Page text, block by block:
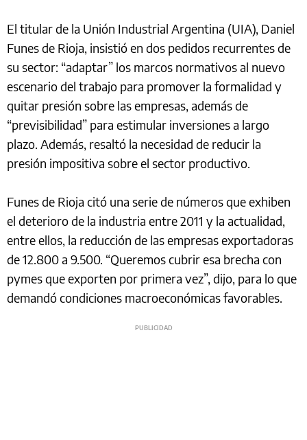
El titular de la Unión Industrial Argentina (UIA), Daniel
Funes de Rioja, insistió en dos pedidos recurrentes de
su sector: “adaptar” los marcos normativos al nuevo
escenario del trabajo para promover la formalidad y
quitar presión sobre las empresas, además de
“previsibilidad” para estimular inversiones a largo
plazo. Además, resaltó la necesidad de reducir la
presión impositiva sobre el sector productivo.
Funes de Rioja citó una serie de números que exhiben
el deterioro de la industria entre 2011 y la actualidad,
entre ellos, la reducción de las empresas exportadoras
de 12.800 a 9.500. “Queremos cubrir esa brecha con
pymes que exporten por primera vez”, dijo, para lo que
demandó condiciones macroeconómicas favorables.